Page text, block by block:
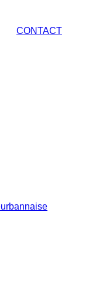
CONTACT